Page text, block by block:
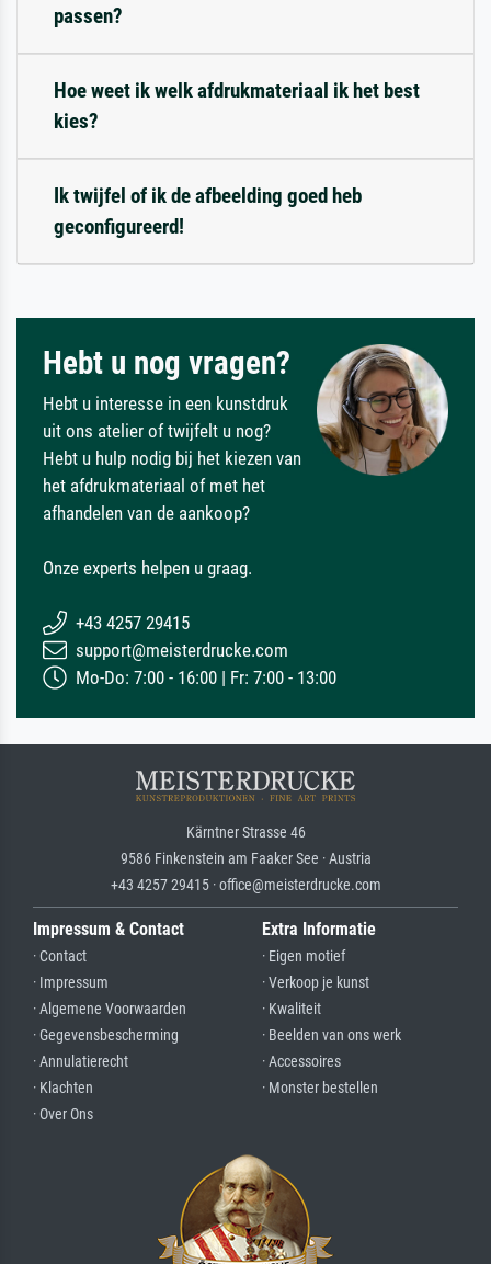
passen?
Hoe weet ik welk afdrukmateriaal ik het best
kies?
Ik twijfel of ik de afbeelding goed heb
geconfigureerd!
Hebt u nog vragen?
Hebt u interesse in een kunstdruk
uit ons atelier of twijfelt u nog?
Hebt u hulp nodig bij het kiezen van
het afdrukmateriaal of met het
afhandelen van de aankoop?
Onze experts helpen u graag.
+43 4257 29415
support@meisterdrucke.com
Mo-Do: 7:00 - 16:00 | Fr: 7:00 - 13:00
Kärntner Strasse 46
9586 Finkenstein am Faaker See · Austria
+43 4257 29415 · office@meisterdrucke.com
Impressum & Contact
· Contact
· Impressum
· Algemene Voorwaarden
· Gegevensbescherming
· Annulatierecht
· Klachten
· Over Ons
Extra Informatie
· Eigen motief
· Verkoop je kunst
· Kwaliteit
· Beelden van ons werk
· Accessoires
· Monster bestellen